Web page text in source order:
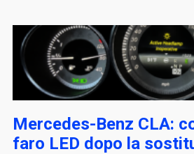
Mercedes-Benz CLA:
faro LED dopo la